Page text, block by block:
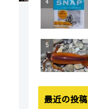
最近の投稿